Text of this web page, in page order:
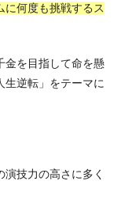
に何度も挑戦するス
金を目指して命を懸
生逆転」をテーマに
演技力の高さに多く